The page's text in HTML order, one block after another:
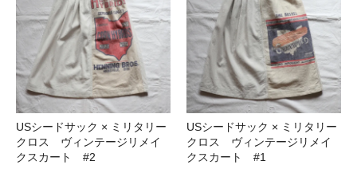
USシードサック × ミリタリー
クロス ヴィンテージリメイ
クスカート #2
USシードサック × ミリタリー
クロス ヴィンテージリメイ
クスカート #1